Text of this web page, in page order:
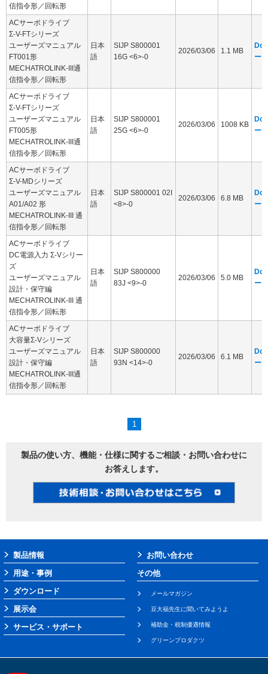
信指令形／回転形
ACサーボドライブ
Σ-V-FTシリーズ
ユーザーズマニュアル
FT001形
MECHATROLINK-III通
信指令形／回転形
日本
語
SIJP S800001
16G <6>-0
2026/03/06 1.1 MB
ージ
ACサーボドライブ
Σ-V-FTシリーズ
ユーザーズマニュアル
FT005形
MECHATROLINK-III通
信指令形／回転形
日本
語
SIJP S800001
25G <6>-0
2026/03/06 1008 KB
ージ
ACサーボドライブ
Σ-V-MDシリーズ
ユーザーズマニュアル
A01/A02 形
MECHATROLINK-III 通
信指令形／回転形
日本
語
SIJP S800001 02I
<8>-0
2026/03/06 6.8 MB
ージ
ACサーボドライブ
DC電源入力 Σ-Vシリー
ズ
ユーザーズマニュアル
設計・保守編
MECHATROLINK-III 通
信指令形／回転形
日本
語
SIJP S800000
83J <9>-0
2026/03/06 5.0 MB
ージ
ACサーボドライブ
大容量Σ-Vシリーズ
ユーザーズマニュアル
設計・保守編
MECHATROLINK-III通
信指令形／回転形
日本
語
SIJP S800000
93N <14>-0
2026/03/06 6.1 MB
ージ
1
製品の使い方、機能・仕様に関するご相談・お問い合わせに
お答えします。
製品情報
用途・事例
ダウンロード
展示会
サービス・サポート
お問い合わせ
その他
メールマガジン
豆大福先生に聞いてみようよ
補助金・税制優遇情報
グリーンプロダクツ